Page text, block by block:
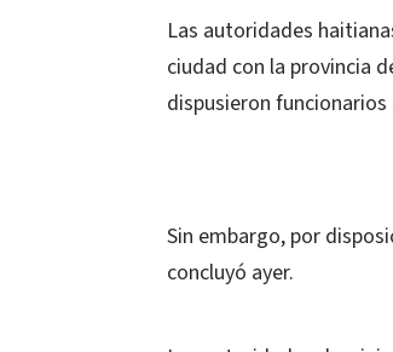
Las autoridades
ciudad con la provincia
dispusieron
Sin embargo, por
concluyó ayer.